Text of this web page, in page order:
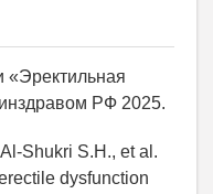
«Эректильная
РФ 2025.
Shukri S.H., et al.
dysfunction